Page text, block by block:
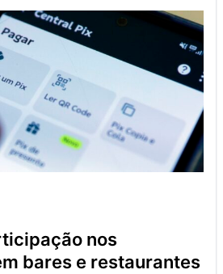
bares e restaurantes